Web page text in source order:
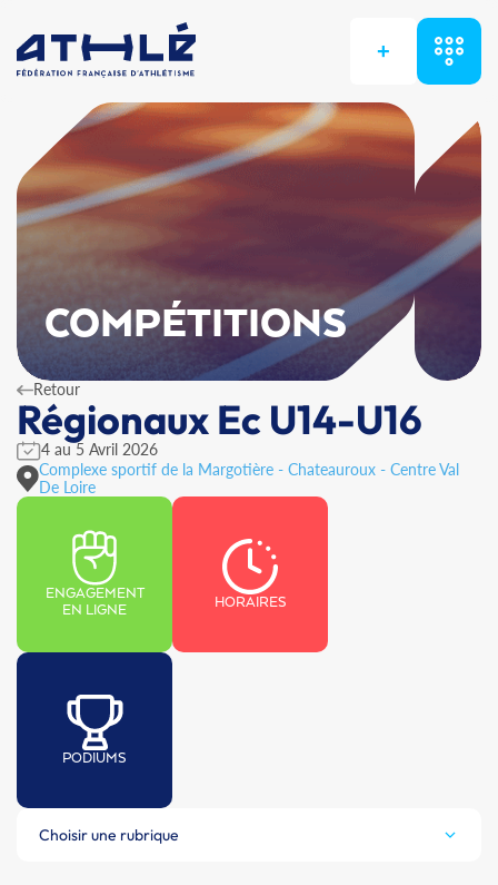
+
COMPÉTITIONS
Retour
Régionaux Ec U14-U16
4 au 5 Avril 2026
Complexe sportif de la Margotière - Chateauroux - Centre Val
De Loire
ENGAGEMENT
EN LIGNE
HORAIRES
PODIUMS
Choisir une rubrique